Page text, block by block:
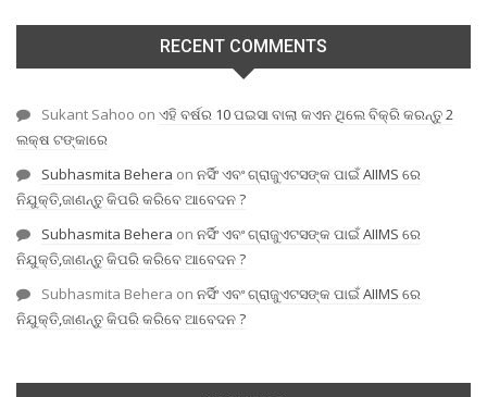
RECENT COMMENTS
Sukant Sahoo on ଏହି ବର୍ଷର 10 ପଇସା ବାଲା କଏନ ଥିଲେ ବିକ୍ରି କରନ୍ତୁ 2
ଲକ୍ଷ ଟଙ୍କାରେ
Subhasmita Behera on ନର୍ସିଂ ଏବଂ ଗ୍ରାଜୁଏଟସଙ୍କ ପାଇଁ AIIMS ରେ
ନିଯୁକ୍ତି,ଜାଣନ୍ତୁ କିପରି କରିବେ ଆବେଦନ ?
Subhasmita Behera on ନର୍ସିଂ ଏବଂ ଗ୍ରାଜୁଏଟସଙ୍କ ପାଇଁ AIIMS ରେ
ନିଯୁକ୍ତି,ଜାଣନ୍ତୁ କିପରି କରିବେ ଆବେଦନ ?
Subhasmita Behera on ନର୍ସିଂ ଏବଂ ଗ୍ରାଜୁଏଟସଙ୍କ ପାଇଁ AIIMS ରେ
ନିଯୁକ୍ତି,ଜାଣନ୍ତୁ କିପରି କରିବେ ଆବେଦନ ?